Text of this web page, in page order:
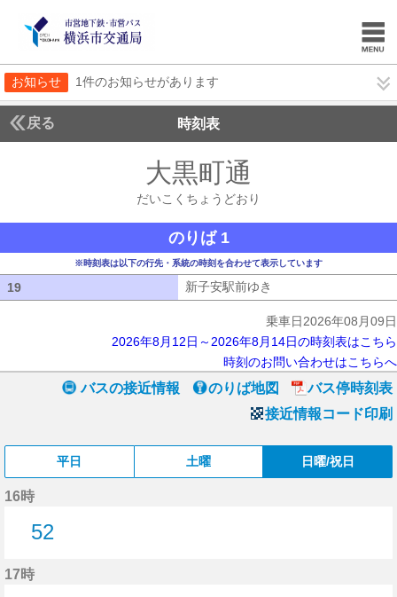
お知らせ 1件のお知らせがあります
戻る 時刻表
大黒町通
だいこくちょうどおり
のりば 1
※時刻表は以下の行先・系統の時刻を合わせて表示しています
19 新子安駅前ゆき
乗車日2026年08月09日
2026年8月12日～2026年8月14日の時刻表はこちら
時刻のお問い合わせはこちらへ
バスの接近情報 のりば地図
バス停時刻表
接近情報コード印刷
平日 土曜 日曜/祝日
16時
52
17時